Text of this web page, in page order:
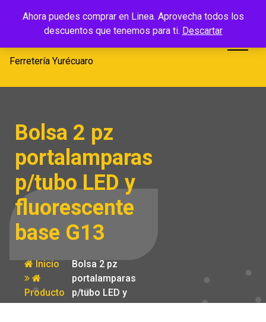
Ahora puedes comprar en Linea. Aprovecha todos los
descuentos que tenemos para ti. Descartar
Ferretería
Yurécuaro
Ferretería Yurécuaro
Bolsa 2 pz
portalamparas
p/tubo LED y
fluorescente
base G13
Inicio
Producto
Bolsa 2 pz
portalamparas
p/tubo LED y
fluorescente